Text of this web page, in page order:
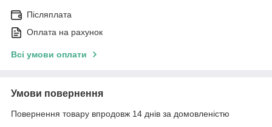
Післяплата
Оплата на рахунок
Всі умови оплати
Умови повернення
Повернення товару впродовж 14 днів за домовленістю